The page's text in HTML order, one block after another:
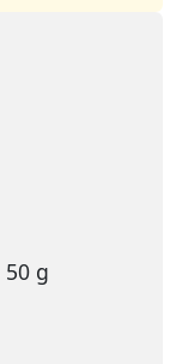
50 g